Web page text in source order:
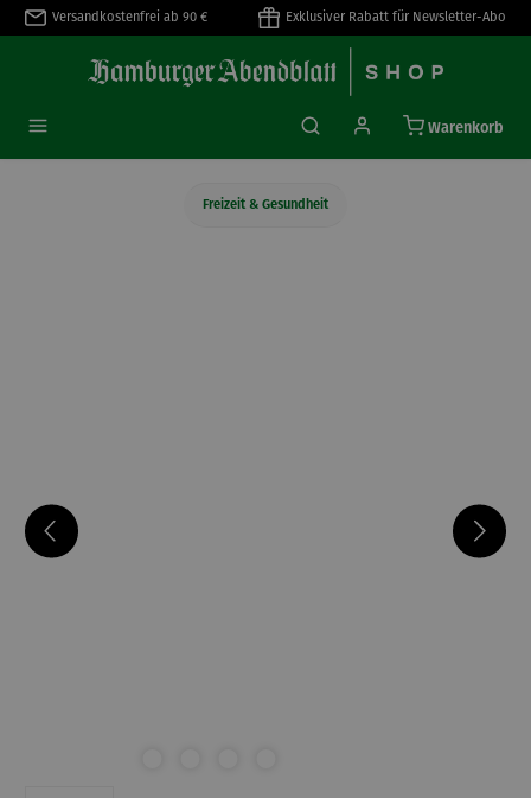
springen
Versandkostenfrei ab 90 € Exklusiver Rabatt für Newsletter-Abo
Warenkorb
Freizeit & Gesundheit